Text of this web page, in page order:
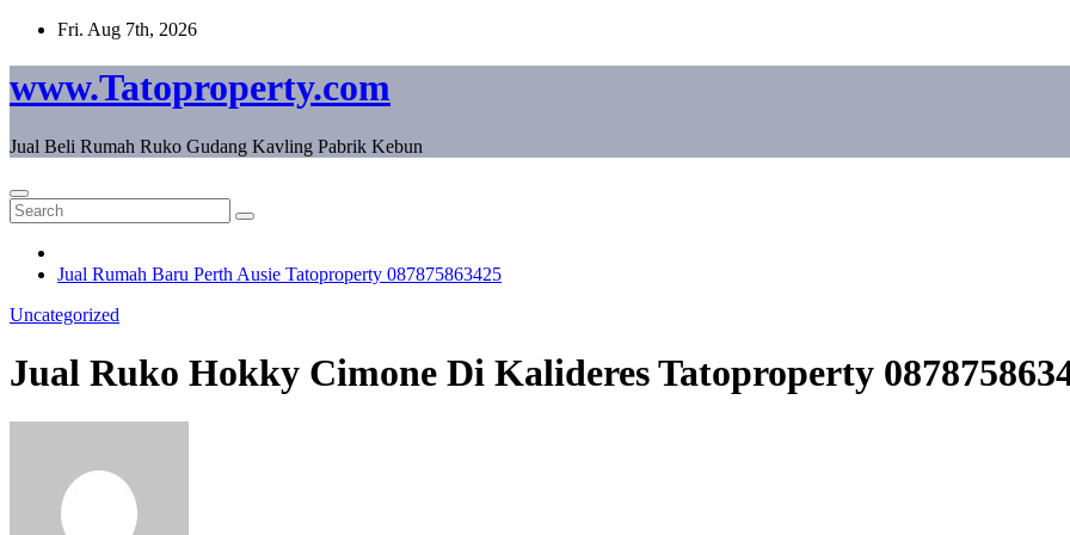
Skip
content
Fri. Aug 7th, 2026
www.Tatoproperty.com
Jual Beli Rumah Ruko Gudang Kavling Pabrik Kebun
Jual Rumah Baru Perth Ausie Tatoproperty 087875863425
Uncategorized
Jual Ruko Hokky Cimone Di Kalideres Tatoproperty